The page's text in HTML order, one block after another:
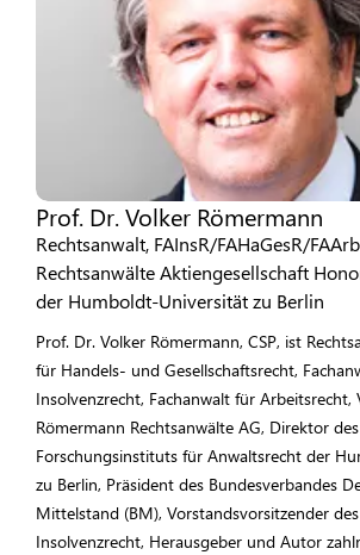
Prof. Dr. Volker Römermann
Rechtsanwalt, FAInsR/FAHaGesR/
Rechtsanwälte Aktiengesellschaft
der Humboldt-Universität zu Berlin
Prof. Dr. Volker Römermann, CSP, ist
für Handels- und Gesellschaftsrecht,
Insolvenzrecht, Fachanwalt für Arbeitsrecht,
Römermann Rechtsanwälte AG, Direktor des
Forschungsinstituts für Anwaltsrecht der
zu Berlin, Präsident des Bundesverbandes
Mittelstand (BM), Vorstandsvorsitzender
Insolvenzrecht, Herausgeber und Autor